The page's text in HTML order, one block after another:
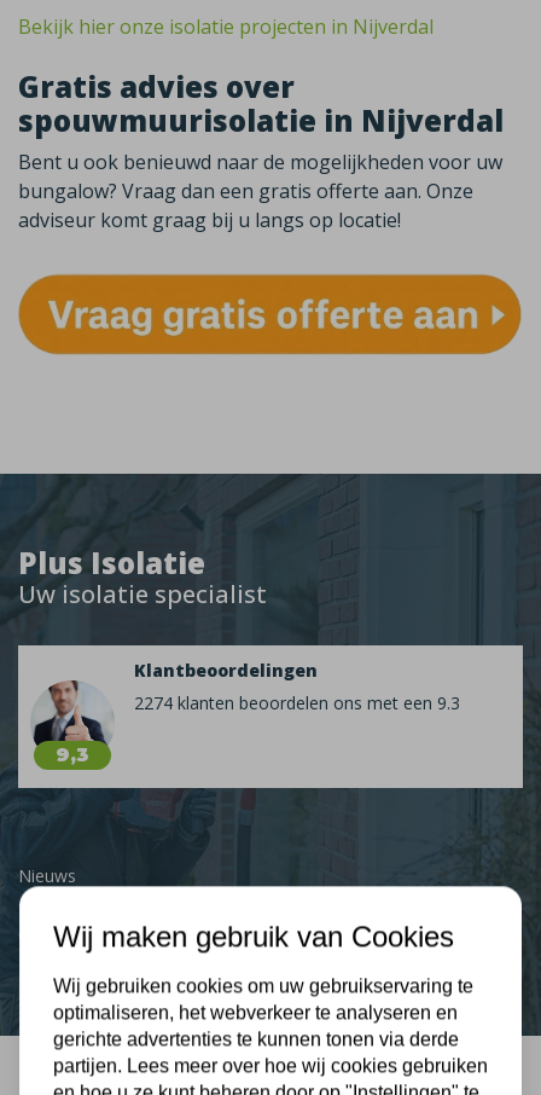
Plus Isolatie
Uw isolatie specialist
9,3
Klantbeoordelingen
2274 klanten beoordelen ons met een 9.3
Nieuws
Contact
Bekijk hier onze isolatie projecten in Nijverdal
Gratis advies over
spouwmuurisolatie in Nijverdal
Bent u ook benieuwd naar de mogelijkheden voor uw
bungalow? Vraag dan een gratis offerte aan. Onze
adviseur komt graag bij u langs op locatie!
Wij maken gebruik van Cookies
Wij gebruiken cookies om uw gebruikservaring te
optimaliseren, het webverkeer te analyseren en
gerichte advertenties te kunnen tonen via derde
partijen. Lees meer over hoe wij cookies gebruiken